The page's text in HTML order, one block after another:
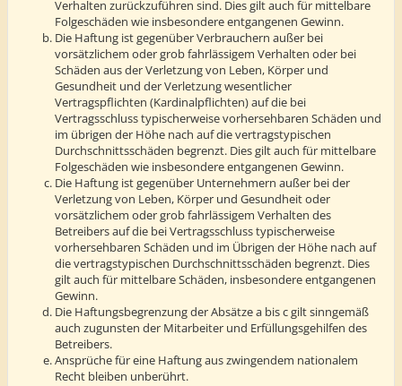
Verhalten zurückzuführen sind. Dies gilt auch für mittelbare
Folgeschäden wie insbesondere entgangenen Gewinn.
Die Haftung ist gegenüber Verbrauchern außer bei
vorsätzlichem oder grob fahrlässigem Verhalten oder bei
Schäden aus der Verletzung von Leben, Körper und
Gesundheit und der Verletzung wesentlicher
Vertragspflichten (Kardinalpflichten) auf die bei
Vertragsschluss typischerweise vorhersehbaren Schäden und
im übrigen der Höhe nach auf die vertragstypischen
Durchschnittsschäden begrenzt. Dies gilt auch für mittelbare
Folgeschäden wie insbesondere entgangenen Gewinn.
Die Haftung ist gegenüber Unternehmern außer bei der
Verletzung von Leben, Körper und Gesundheit oder
vorsätzlichem oder grob fahrlässigem Verhalten des
Betreibers auf die bei Vertragsschluss typischerweise
vorhersehbaren Schäden und im Übrigen der Höhe nach auf
die vertragstypischen Durchschnittsschäden begrenzt. Dies
gilt auch für mittelbare Schäden, insbesondere entgangenen
Gewinn.
Die Haftungsbegrenzung der Absätze a bis c gilt sinngemäß
auch zugunsten der Mitarbeiter und Erfüllungsgehilfen des
Betreibers.
Ansprüche für eine Haftung aus zwingendem nationalem
Recht bleiben unberührt.